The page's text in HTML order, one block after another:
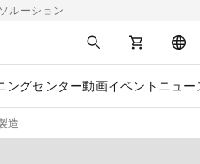
ルーション
ングセンター動画イベント ニュー
造